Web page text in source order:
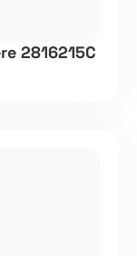
2816215C